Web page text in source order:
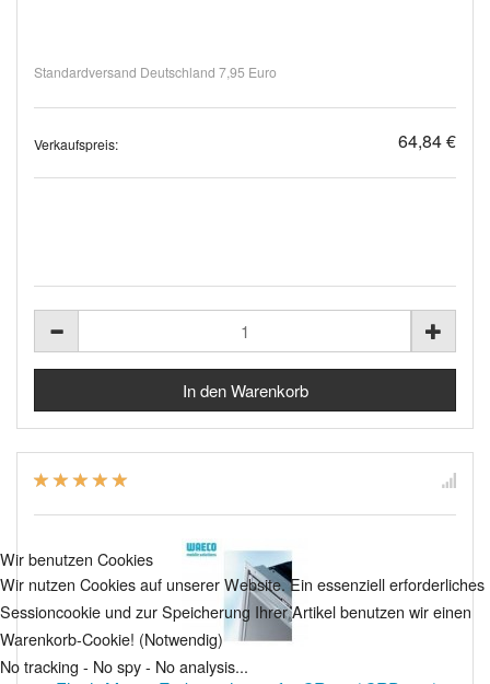
Standardversand Deutschland 7,95 Euro
Verkaufspreis: 64,84 €
Wir benutzen Cookies
Wir nutzen Cookies auf unserer Website. Ein essenziell erforderliches
Sessioncookie und zur Speicherung Ihrer Artikel benutzen wir einen
Warenkorb-Cookie! (Notwendig)
No tracking - No spy - No analysis...